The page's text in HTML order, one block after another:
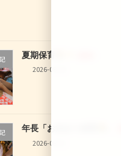
夏期保育
2026-08-08
年長「お泊まり保育
2026-08-02